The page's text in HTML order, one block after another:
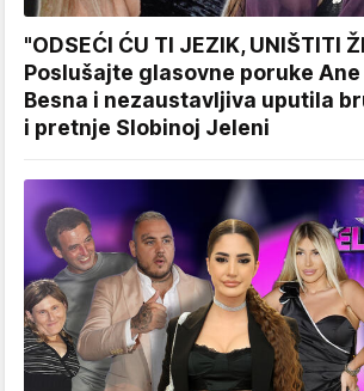
"ODSEĆI ĆU TI JEZIK, UNIŠTITI
Poslušajte glasovne poruke
Besna i nezaustavljiva uputila
i pretnje Slobinoj Jeleni